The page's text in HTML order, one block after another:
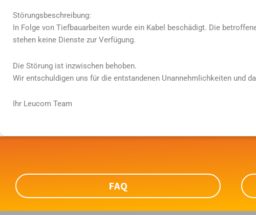
Störungsbeschreibung:
In Folge von Tiefbauarbeiten wurde ein Kabel beschädigt. Die
stehen keine Dienste zur Verfügung.
Die Störung ist inzwischen behoben.
Wir entschuldigen uns für die entstandenen Unannehmlichkeiten und
Ihr Leucom Team
FAQ